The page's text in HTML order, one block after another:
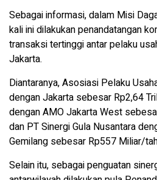
Sebagai informasi, dalam Misi
kali ini dilakukan penandatangan
transaksi tertinggi antar pelaku
Jakarta.
Diantaranya, Asosiasi Pelaku
dengan Jakarta sebesar Rp2,64
dengan AMO Jakarta West
dan PT Sinergi Gula Nusantara
Gemilang sebesar Rp557 Miliar/
Selain itu, sebagai penguatan